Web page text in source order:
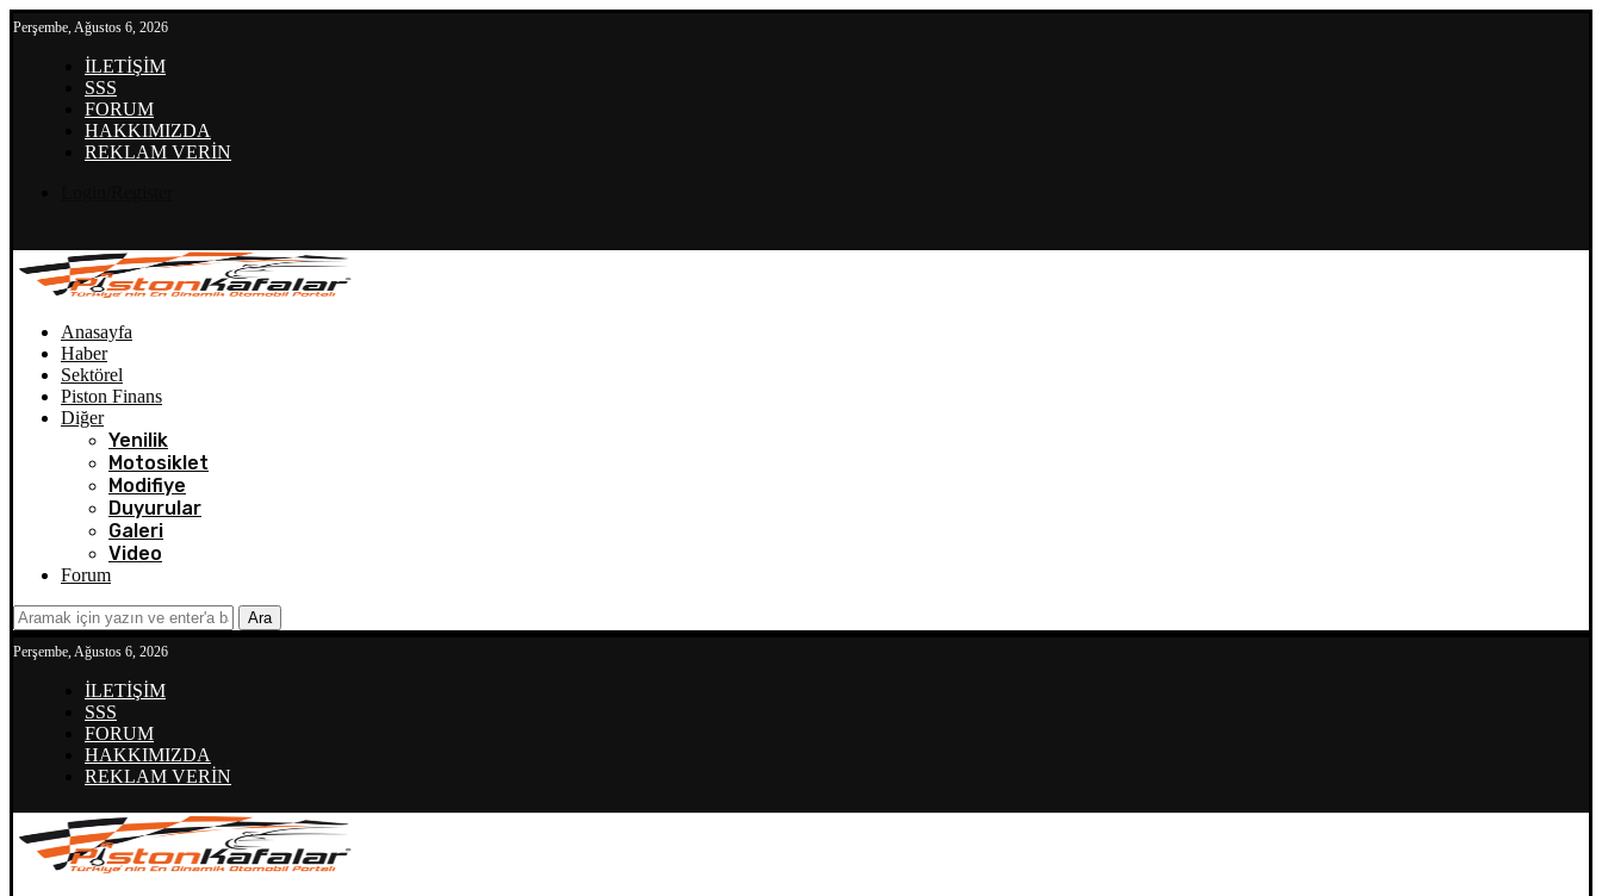
Perşembe, Ağustos 6, 2026
İLETİŞİM
SSS
FORUM
HAKKIMIZDA
REKLAM VERİN
Anasayfa
Haber
Sektörel
Piston Finans
Diğer
Yenilik
Motosiklet
Modifiye
Duyurular
Galeri
Video
Forum
Ara
Perşembe, Ağustos 6, 2026
İLETİŞİM
SSS
FORUM
HAKKIMIZDA
REKLAM VERİN